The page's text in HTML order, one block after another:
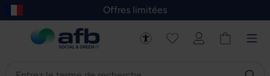
au contenu principal
Skip to B2B platform navigation
Offres limitées